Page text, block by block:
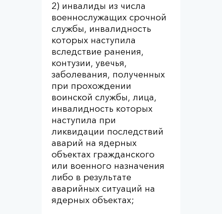
2) инвалиды из числа
военнослужащих срочной
службы, инвалидность
которых наступила
вследствие ранения,
контузии, увечья,
заболевания, полученных
при прохождении
воинской службы, лица,
инвалидность которых
наступила при
ликвидации последствий
аварий на ядерных
объектах гражданского
или военного назначения
либо в результате
аварийных ситуаций на
ядерных объектах;